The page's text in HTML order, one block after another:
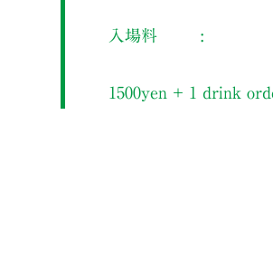
入場料
1500yen ＋ 1 drink